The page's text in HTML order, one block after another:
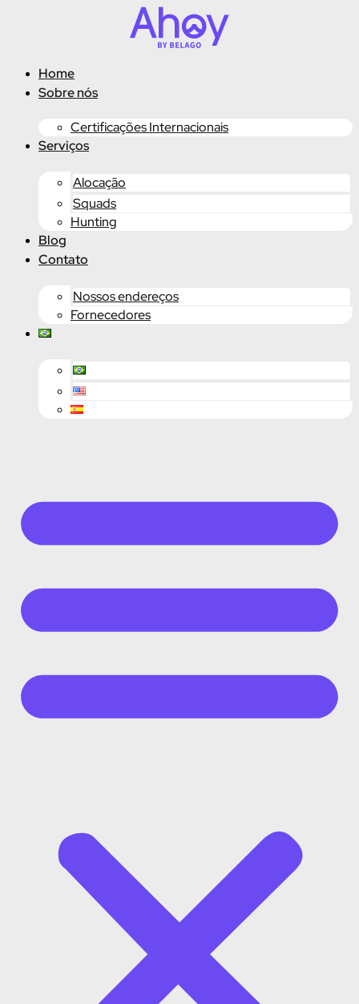
conteúdoHome
Sobre nós
Certificações Internacionais
Serviços
Alocação
Squads
Hunting
Blog
Contato
Nossos endereços
Fornecedores